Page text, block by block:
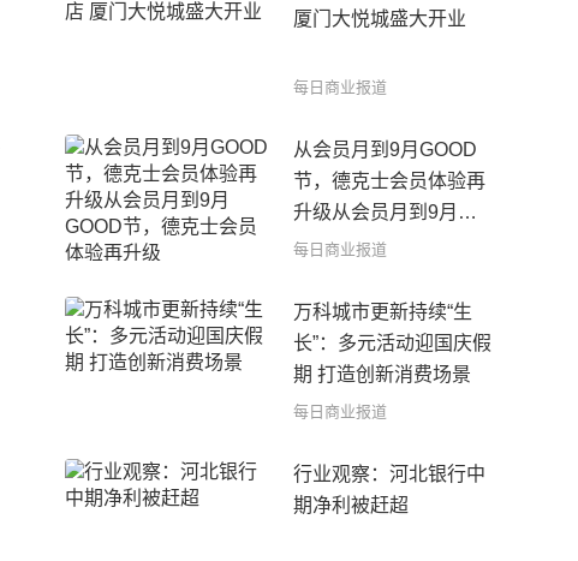
厦门大悦城盛大开业
每日商业报道
从会员月到9月GOOD
节，德克士会员体验再
升级从会员月到9月
GOOD节，德克士会员
每日商业报道
万科城市更新持续“生
长”：多元活动迎国庆假
期 打造创新消费场景
每日商业报道
行业观察：河北银行中
期净利被赶超